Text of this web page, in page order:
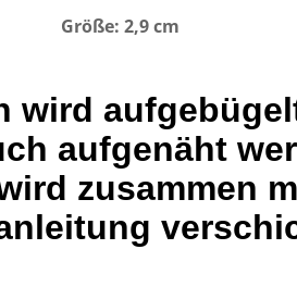
Größe: 2,9 cm
wird
aufgenäht
zusammen